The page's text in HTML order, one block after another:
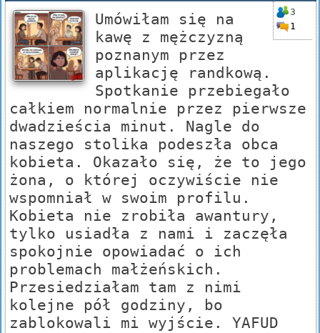
3
1
Umówiłam się na
kawę z mężczyzną
poznanym przez
aplikację randkową.
Spotkanie przebiegało
całkiem normalnie przez pierwsze
dwadzieścia minut. Nagle do
naszego stolika podeszła obca
kobieta. Okazało się, że to jego
żona, o której oczywiście nie
wspomniał w swoim profilu.
Kobieta nie zrobiła awantury,
tylko usiadła z nami i zaczęła
spokojnie opowiadać o ich
problemach małżeńskich.
Przesiedziałam tam z nimi
kolejne pół godziny, bo
zablokowali mi wyjście. YAFUD